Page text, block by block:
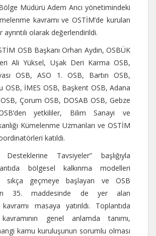
Müdürü Adem Arıcı yönetimindeki
kavramı ve OSTİM’de kurulan
olarak değerlendirildi.
OSB Başkanı Orhan Aydın, OSBÜK
Ali Yüksel, Uşak Deri Karma OSB,
OSB, ASO 1. OSB, Bartın OSB,
OSB, İMES OSB, Başkent OSB, Adana
OSB, Çorum OSB, DOSAB OSB, Gebze
yetkililer, Bilim Sanayi ve
Kümelenme Uzmanları ve OSTİM
katıldı.
Desteklerine Tavsiyeler” başlığıyla
bölgesel kalkınma modelleri
sıkça geçmeye başlayan ve OSB
35. maddesinde de yer alan
kavramı masaya yatırıldı. Toplantıda
genel anlamda tanımı,
kamu kuruluşunun sorumlu olması